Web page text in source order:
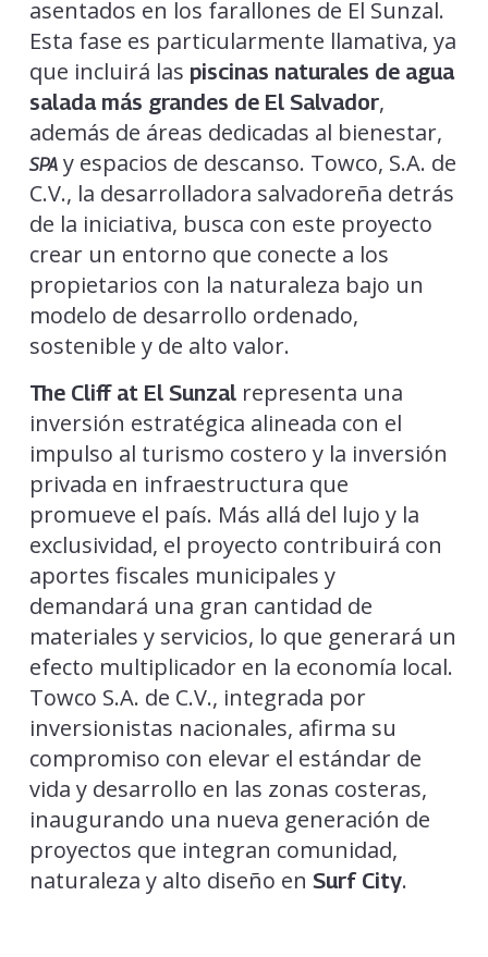
asentados en los farallones de El Sunzal.
Esta fase es particularmente llamativa, ya
que incluirá las piscinas naturales de agua
salada más grandes de El Salvador,
además de áreas dedicadas al bienestar,
SPAy espacios de descanso. Towco, S.A. de
C.V., la desarrolladora salvadoreña detrás
de la iniciativa, busca con este proyecto
crear un entorno que conecte a los
propietarios con la naturaleza bajo un
modelo de desarrollo ordenado,
sostenible y de alto valor.
The Cliff at El Sunzalrepresenta una
inversión estratégica alineada con el
impulso al turismo costero y la inversión
privada en infraestructura que
promueve el país. Más allá del lujo y la
exclusividad, el proyecto contribuirá con
aportes fiscales municipales y
demandará una gran cantidad de
materiales y servicios, lo que generará un
efecto multiplicador en la economía local.
Towco S.A. de C.V., integrada por
inversionistas nacionales, afirma su
compromiso con elevar el estándar de
vida y desarrollo en las zonas costeras,
inaugurando una nueva generación de
proyectos que integran comunidad,
naturaleza y alto diseño en Surf City.